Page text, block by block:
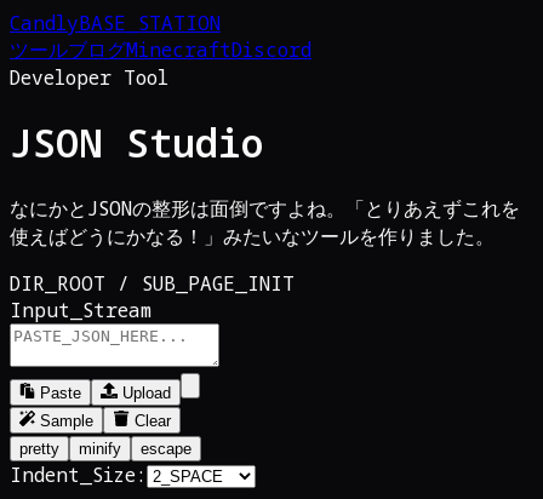
CandlyBASE_STATION
ツールブログMinecraftDiscord
Developer Tool
JSON Studio
なにかとJSONの整形は面倒ですよね。「とりあえずこれを
使えばどうにかなる！」みたいなツールを作りました。
DIR_ROOT / SUB_PAGE_INIT
Input_Stream
Paste
Upload
Sample
Clear
pretty
minify escape
Indent_Size: